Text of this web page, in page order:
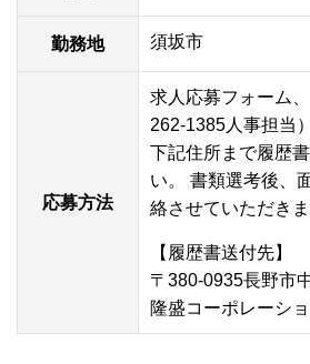
勤務地 須坂市
応募方法
求人応募フォーム
262-1385人事担当
下記住所まで履歴
い。 書類選考後、
絡させていただきま
【履歴書送付先】
〒380-0935長野市
隆盛コーポレーシ